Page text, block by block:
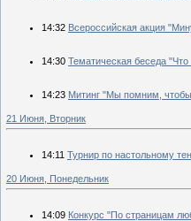
14:32 Всероссийская акция
14:30 Тематическая беседа
14:23 Митинг "Мы помним,
21 Июня, Вторник
14:11 Турнир по настольному
20 Июня, Понедельник
14:09 Конкурс "По страницам